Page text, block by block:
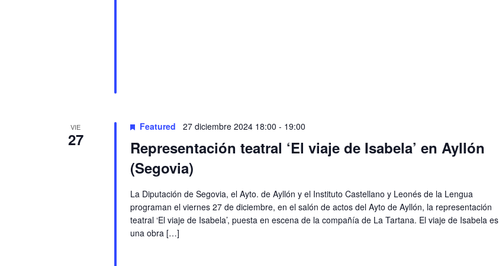
VIE
27
Featured 27 diciembre 2024 18:00 - 19:00
Representación teatral ‘El viaje de Isabela’ en Ayllón
(Segovia)
La Diputación de Segovia, el Ayto. de Ayllón y el Instituto Castellano y Leonés de la Lengua
programan el viernes 27 de diciembre, en el salón de actos del Ayto de Ayllón, la representación
teatral ‘El viaje de Isabela’, puesta en escena de la compañía de La Tartana. El viaje de Isabela es
una obra […]